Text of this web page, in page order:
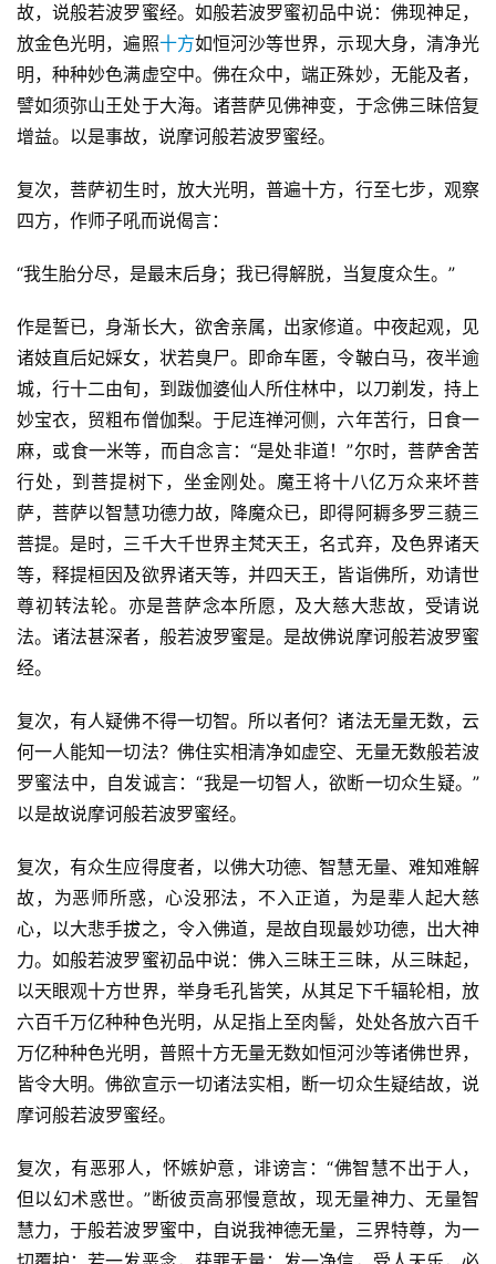
故，说般若波罗蜜经。如般若波罗蜜初品中说：佛现神足，
放金色光明，遍照十方如恒河沙等世界，示现大身，清净光
明，种种妙色满虚空中。佛在众中，端正殊妙，无能及者，
譬如须弥山王处于大海。诸菩萨见佛神变，于念佛三昧倍复
增益。以是事故，说摩诃般若波罗蜜经。
复次，菩萨初生时，放大光明，普遍十方，行至七步，观察
四方，作师子吼而说偈言：
“我生胎分尽，是最末后身；我已得解脱，当复度众生。”
作是誓已，身渐长大，欲舍亲属，出家修道。中夜起观，见
诸妓直后妃婇女，状若臭尸。即命车匿，令鞁白马，夜半逾
城，行十二由旬，到跋伽婆仙人所住林中，以刀剃发，持上
妙宝衣，贸粗布僧伽梨。于尼连禅河侧，六年苦行，日食一
麻，或食一米等，而自念言：“是处非道！”尔时，菩萨舍苦
行处，到菩提树下，坐金刚处。魔王将十八亿万众来坏菩
萨，菩萨以智慧功德力故，降魔众已，即得阿耨多罗三藐三
菩提。是时，三千大千世界主梵天王，名式弃，及色界诸天
等，释提桓因及欲界诸天等，并四天王，皆诣佛所，劝请世
尊初转法轮。亦是菩萨念本所愿，及大慈大悲故，受请说
法。诸法甚深者，般若波罗蜜是。是故佛说摩诃般若波罗蜜
经。
复次，有人疑佛不得一切智。所以者何？诸法无量无数，云
何一人能知一切法？佛住实相清净如虚空、无量无数般若波
罗蜜法中，自发诚言：“我是一切智人，欲断一切众生疑。”
以是故说摩诃般若波罗蜜经。
复次，有众生应得度者，以佛大功德、智慧无量、难知难解
故，为恶师所惑，心没邪法，不入正道，为是辈人起大慈
心，以大悲手拔之，令入佛道，是故自现最妙功德，出大神
力。如般若波罗蜜初品中说：佛入三昧王三昧，从三昧起，
以天眼观十方世界，举身毛孔皆笑，从其足下千辐轮相，放
六百千万亿种种色光明，从足指上至肉髻，处处各放六百千
万亿种种色光明，普照十方无量无数如恒河沙等诸佛世界，
皆令大明。佛欲宣示一切诸法实相，断一切众生疑结故，说
摩诃般若波罗蜜经。
复次，有恶邪人，怀嫉妒意，诽谤言：“佛智慧不出于人，
但以幻术惑世。”断彼贡高邪慢意故，现无量神力、无量智
慧力，于般若波罗蜜中，自说我神德无量，三界特尊，为一